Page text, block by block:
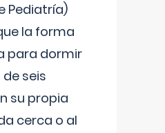
Pediatría)
la forma
para dormir
seis
su propia
cerca o al